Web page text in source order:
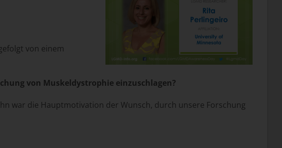
von einem
von Muskeldystrophie einzuschlagen?
war die Hauptmotivation der Wunsch, durch unsere Forschung